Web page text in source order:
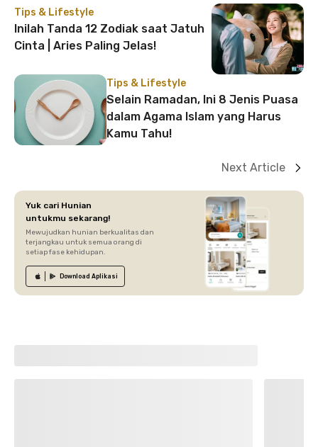
Tips & Lifestyle
Inilah Tanda 12 Zodiak saat Jatuh
Cinta | Aries Paling Jelas!
Tips & Lifestyle
Selain Ramadan, Ini 8 Jenis Puasa
dalam Agama Islam yang Harus
Kamu Tahu!
Next Article
Yuk cari Hunian
untukmu sekarang!
Mewujudkan hunian berkualitas dan
terjangkau untuk semua orang di
setiap fase kehidupan.
Download Aplikasi